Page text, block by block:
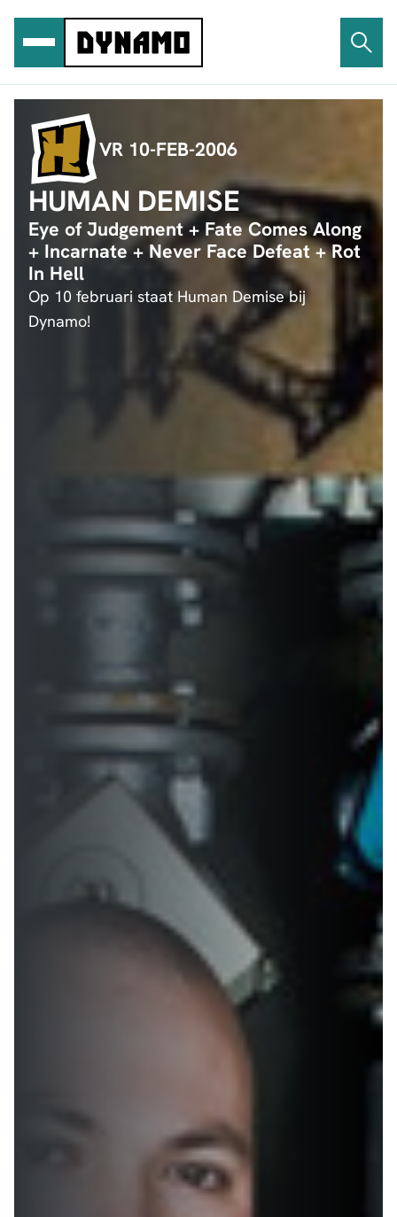
inhoud
VR 10-FEB-2006
HUMAN DEMISE
Eye of Judgement + Fate Comes Along
+ Incarnate + Never Face Defeat + Rot
In Hell
Op 10 februari staat Human Demise bij
Dynamo!